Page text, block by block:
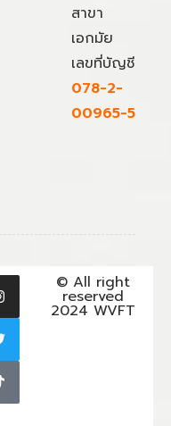
สาขา
เอกมัย
เลขที่บัญชี
078-2-
00965-5
© All right
reserved
2024 WVFT